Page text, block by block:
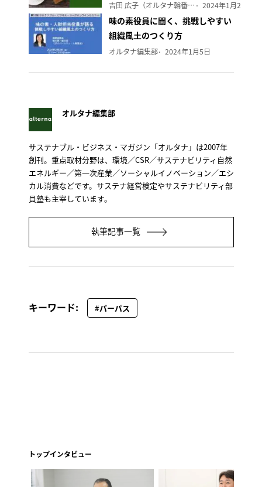
吉田 広子（オルタナ輪番編集長） 2024年1月29日
味の素役員に聞く、挑戦しやすい
組織風土のつくり方
オルタナ編集部 2024年1月5日
オルタナ編集部
サステナブル・ビジネス・マガジン「オルタナ」は2007年
創刊。重点取材分野は、環境／CSR／サステナビリティ自然
エネルギー／第一次産業／ソーシャルイノベーション／エシ
カル消費などです。サステナ経営検定やサステナビリティ部
員塾も主宰しています。
執筆記事一覧
キーワード: #パーパス
トップインタビュー